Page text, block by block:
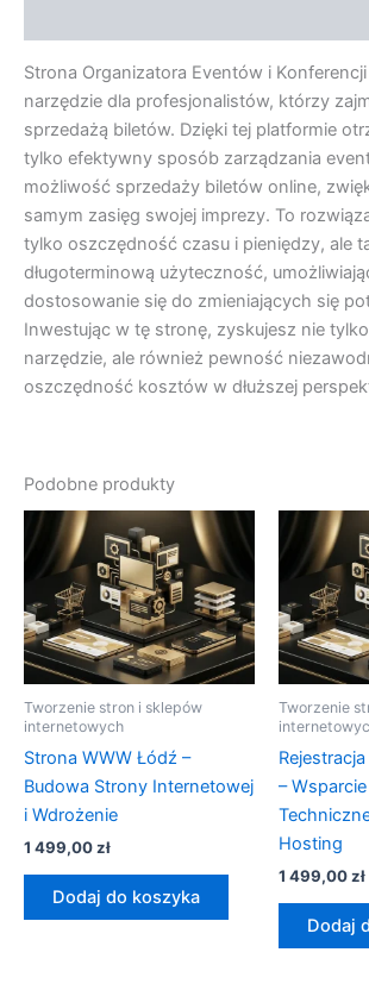
Strona Organizatora Eventów i
narzędzie dla profesjonalistów, którzy
sprzedażą biletów. Dzięki tej platformie
tylko efektywny sposób zarządzania
możliwość sprzedaży biletów online,
samym zasięg swojej imprezy. To
tylko oszczędność czasu i pieniędzy, ale
długoterminową użyteczność,
dostosowanie się do zmieniających się
Inwestując w tę stronę, zyskujesz nie
narzędzie, ale również pewność
oszczędność kosztów w dłuższej
Podobne produkty
Tworzenie stron i sklepów
internetowych
Strona WWW Łódź –
Budowa Strony Internetowej
i Wdrożenie
1 499,00zł
Dodaj do koszyka
Tworzenie
– Wsparcie
Hosting
1 499,00zł
Dodaj